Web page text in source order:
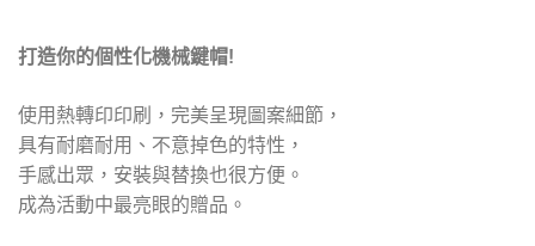
打造你的個性化機械鍵帽!
使用熱轉印印刷，完美呈現圖案細節，
具有耐磨耐用、不意掉色的特性，
手感出眾，安裝與替換也很方便。
成為活動中最亮眼的贈品。